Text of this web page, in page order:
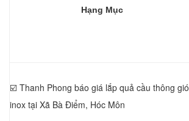
Hạng Mục
☑️ Thanh Phong báo giá lắp quả cầu thông gió
inox tại Xã Bà Điểm, Hóc Môn